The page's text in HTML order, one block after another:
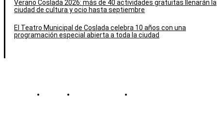
Verano Coslada 2026: más de 40 actividades gratuitas llenarán la
ciudad de cultura y ocio hasta septiembre
El Teatro Municipal de Coslada celebra 10 años con una
programación especial abierta a toda la ciudad
Contacto Política de cookies